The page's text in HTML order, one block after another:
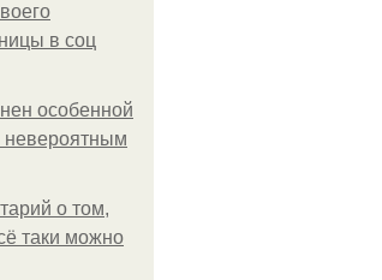
в соц
особенной
невероятным
о том,
таки можно